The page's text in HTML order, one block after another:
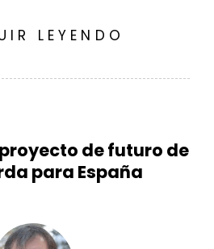
LEYENDO
de futuro de
para España